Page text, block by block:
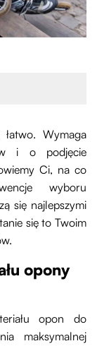
Wymaga
i o podjęcie
Ci, na co
wyboru
się najlepszymi
się to Twoim
opony
opon do
maksymalnej